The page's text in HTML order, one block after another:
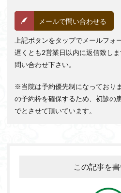
メールで問い合わせる
上記ボタンをタップでメールフォ
遅くとも2営業日以内に返信致し
問い合わせ下さい。
※当院は予約優先制になっており
の予約枠を確保するため、初診の
でとさせて頂いています。
この記事を書